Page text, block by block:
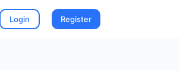
Login Register